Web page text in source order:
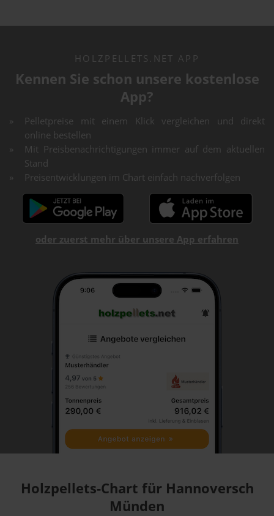
HOLZPELLETS.NET APP
Kennen Sie schon unsere kostenlose
App?
Pelletpreise mit einem Klick vergleichen und direkt
online bestellen
Mit Preisbenachrichtigungen immer auf dem aktuellen
Stand
Preisentwicklungen im Chart einfach nachverfolgen
oder zuerst mehr über unsere App erfahren
Holzpellets-Chart für Hannoversch
Münden